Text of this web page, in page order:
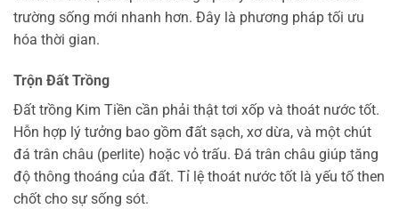
trường sống mới nhanh hơn. Đây là phương pháp tối ưu
hóa thời gian.
Trộn Đất Trồng
Đất trồng Kim Tiền cần phải thật tơi xốp và thoát nước tốt.
Hỗn hợp lý tưởng bao gồm đất sạch, xơ dừa, và một chút
đá trân châu (perlite) hoặc vỏ trấu. Đá trân châu giúp tăng
độ thông thoáng của đất. Tỉ lệ thoát nước tốt là yếu tố then
chốt cho sự sống sót.